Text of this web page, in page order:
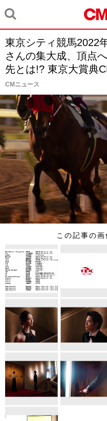
東京シティ競馬2022
さんの集大成、頂点
先とは!? 東京大賞典
CMニュース
この記事の